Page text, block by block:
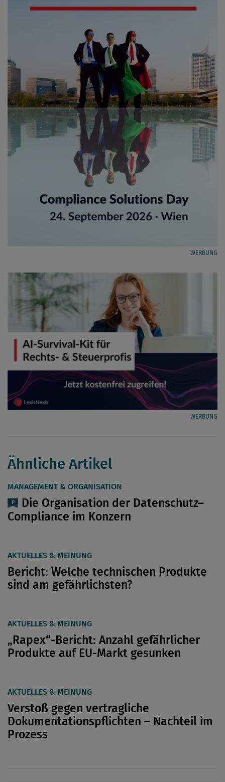
WERBUNG
WERBUNG
Ähnliche Artikel
MANAGEMENT & ORGANISATION
Die Organisation der Datenschutz–
Compliance im Konzern
AKTUELLES & MEINUNG
Bericht: Welche technischen Produkte
sind am gefährlichsten?
AKTUELLES & MEINUNG
„Rapex“-Bericht: Anzahl gefährlicher
Produkte auf EU-Markt gesunken
AKTUELLES & MEINUNG
Verstoß gegen vertragliche
Dokumentationspflichten – Nachteil im
Prozess